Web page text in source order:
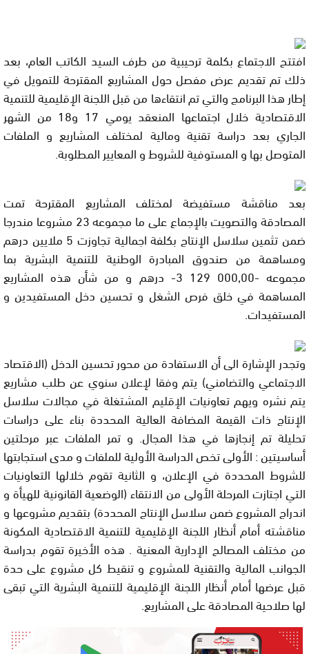
افتتح الاجتماع بكلمة ترحيبية من طرف السيد الكاتب العام، بعد
ذلك تم تقديم عرض مفصل حول المشاريع المقترحة للتمويل في
إطار هذا البرنامج والتي تم انتقاءها من قبل اللجنة الإقليمية للتنمية
الاقتصادية خلال اجتماعها المنعقد يومي 17 و18 من الشهر
الجاري بعد دراسة تقنية ومالية لمختلف المشاريع و الملفات
المتوصل بها و المستوفية للشروط و المعايير المطلوبة.
بعد مناقشة مستفيضة لمختلف المشاريع المقترحة تمت
المصادقة والتصويت بالإجماع على ما مجموعه 23 مشروعا مندرجا
ضمن تثمين سلاسل الإنتاج بكلفة اجمالية تجاوزت 5 ملايين درهم
ومساهمة من صندوق المبادرة الوطنية للتنمية البشرية بما
مجموعه -000,00 129 3- درهم و من شأن هذه المشاريع
المساهمة في خلق فرص الشغل و تحسين دخل المستفيدين و
المستفيدات.
وتجدر الإشارة الى أن الاستفادة من محور تحسين الدخل (الاقتصاد
الاجتماعي والتضامني) يتم وفقا لإعلان سنوي عن طلب مشاريع
يتم نشره ويهم تعاونيات الإقليم المشتغلة في مجالات سلاسل
الإنتاج ذات القيمة المضافة العالية المحددة بناء على دراسات
تحليلة تم إنجازها في هذا المجال. و تمر الملفات عبر مرحلتين
أساسيتين : الأولى تخص الدراسة الأولية للملفات و مدى استجابتها
للشروط المحددة في الإعلان، و الثانية تقوم خلالها التعاونيات
التي اجتازت المرحلة الأولى من الانتقاء (الوضعية القانونية للهيأة و
اندراج المشروع ضمن سلاسل الإنتاج المحددة) بتقديم مشروعها و
مناقشته أمام أنظار اللجنة الإقليمية للتنمية الاقتصادية المكونة
من مختلف المصالح الإدارية المعنية . هذه الأخيرة تقوم بدراسة
الجوانب المالية والتقنية للمشروع و تنقيط كل مشروع على حدة
قبل عرضها أمام أنظار اللجنة الإقليمية للتنمية البشرية التي تبقى
لها صلاحية المصادقة على المشاريع.